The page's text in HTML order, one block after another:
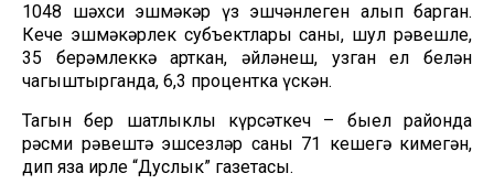
1048 шәхси эшмәкәр үз эшчәнлеген алып барган.
Кече эшмәкәрлек субъектлары саны, шул рәвешле,
35 берәмлеккә арткан, әйләнеш, узган ел белән
чагыштырганда, 6,3 процентка үскән.
Тагын бер шатлыклы күрсәткеч – быел районда
рәсми рәвештә эшсезләр саны 71 кешегә кимегән,
дип яза җирле “Дуслык” газетасы.